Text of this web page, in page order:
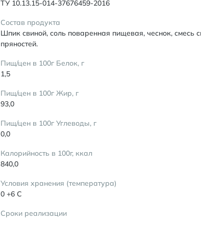
ТУ 10.13.15-014-37676459-2016
Состав продукта
Шпик свиной, соль поваренная пищевая, чеснок, смесь
пряностей.
Пищ/цен в 100г Белок, г
1,5
Пищ/цен в 100г Жир, г
93,0
Пищ/цен в 100г Углеводы, г
0,0
Калорийность в 100г, ккал
840,0
Условия хранения (температура)
0 +6 С
Сроки реализации